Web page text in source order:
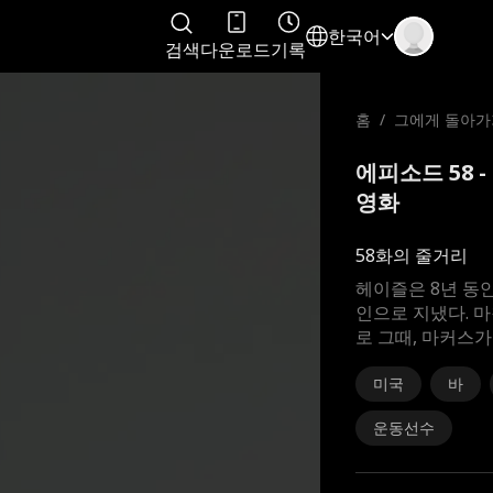
검색다운로드기록
한국어
홈 / 그에게 돌아
에피소드 58
영화
58화의 줄거리
헤이즐은 8년 동
인으로 지냈다.
로 그때, 마커스
미국 바
운동선수